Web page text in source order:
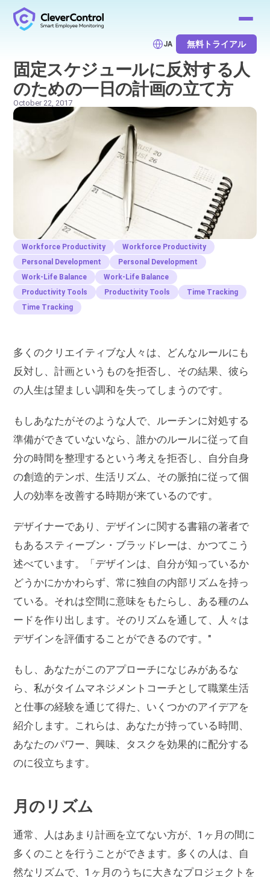
JA 無料トライアル
固定スケジュールに反対する人
のための一日の計画の立て方
October 22, 2017
Workforce Productivity
Workforce Productivity
Personal Development
Personal Development
Work-Life Balance
Work-Life Balance
Productivity Tools
Productivity Tools
Time Tracking
Time Tracking
多くのクリエイティブな人々は、どんなルールにも
反対し、計画というものを拒否し、その結果、彼ら
の人生は望ましい調和を失ってしまうのです。
もしあなたがそのような人で、ルーチンに対処する
準備ができていないなら、誰かのルールに従って自
分の時間を整理するという考えを拒否し、自分自身
の創造的テンポ、生活リズム、その脈拍に従って個
人の効率を改善する時期が来ているのです。
デザイナーであり、デザインに関する書籍の著者で
もあるスティーブン・ブラッドレーは、かつてこう
述べています。「デザインは、自分が知っているか
どうかにかかわらず、常に独自の内部リズムを持っ
ている。それは空間に意味をもたらし、ある種のム
ードを作り出します。そのリズムを通して、人々は
デザインを評価することができるのです。"
もし、あなたがこのアプローチになじみがあるな
ら、私がタイムマネジメントコーチとして職業生活
と仕事の経験を通じて得た、いくつかのアイデアを
紹介します。これらは、あなたが持っている時間、
あなたのパワー、興味、タスクを効果的に配分する
のに役立ちます。
月のリズム
通常、人はあまり計画を立てない方が、1ヶ月の間に
多くのことを行うことができます。多くの人は、自
然なリズムで、1ヶ月のうちに大きなプロジェクトを